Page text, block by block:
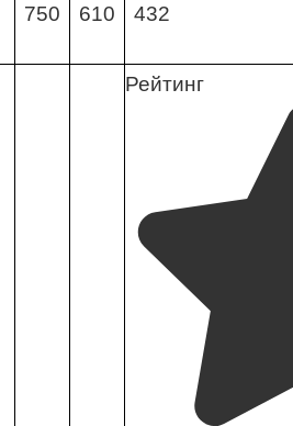
750 610 432
Рейтинг